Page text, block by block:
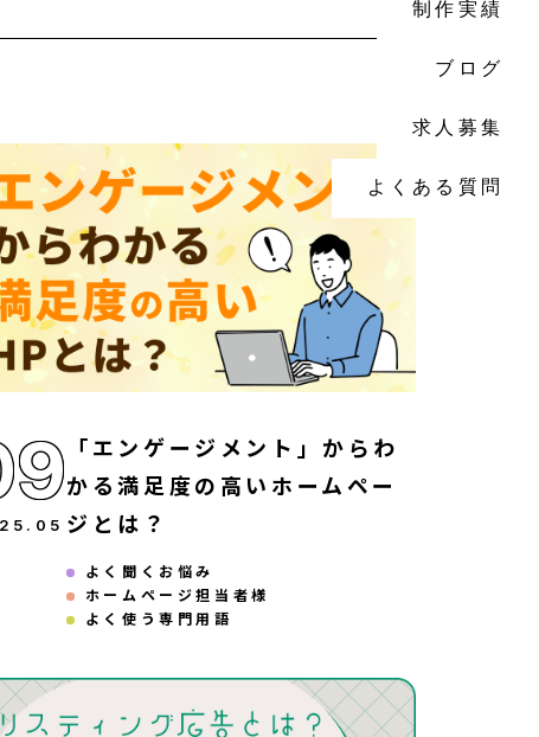
制作実績
ブログ
求人募集
よくある質問
. 05
「エンゲージメント」からわ
かる満足度の高いホームペー
ジとは？
よく聞くお悩み
ホームページ担当者様
よく使う専門用語